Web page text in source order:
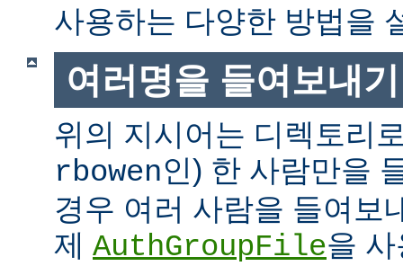
사용하는 다양한 방법을
여러명을 들여보내기
위의 지시어는 디렉토리
rbowen인) 한 사람만을
경우 여러 사람을 들여보
제 AuthGroupFile을